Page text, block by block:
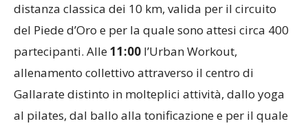
distanza classica dei 10 km, valida per il circuito
del Piede d’Oro e per la quale sono attesi circa 400
partecipanti. Alle11:00 l’Urban Workout,
allenamento collettivo attraverso il centro di
Gallarate distinto in molteplici attività, dallo yoga
al pilates, dal ballo alla tonificazione e per il quale